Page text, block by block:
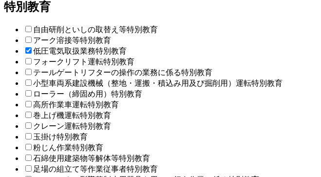
特別教育
自由研削といしの取替え等特別教育
アーク溶接等特別教育
低圧電気取扱業務特別教育
フォークリフト運転特別教育
テールゲートリフターの操作の業務に係る特別教育
小型車両系建設機械（整地・運搬・積込み用及び掘削用）運転特別教育
ローラー（締固め用）特別教育
高所作業車運転特別教育
巻上げ機運転特別教育
クレーン運転特別教育
玉掛け特別教育
粉じん作業特別教育
石綿使用建築物等解体等特別教育
足場の組立て等作業従事者特別教育